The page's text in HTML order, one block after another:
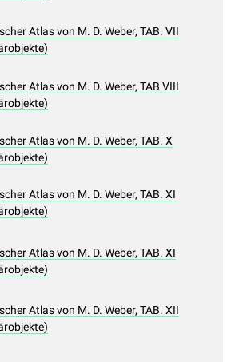
Atlas von M. D. Weber, TAB. VII
Atlas von M. D. Weber, TAB VIII
Atlas von M. D. Weber, TAB. X
Atlas von M. D. Weber, TAB. XI
Atlas von M. D. Weber, TAB. XI
Atlas von M. D. Weber, TAB. XII